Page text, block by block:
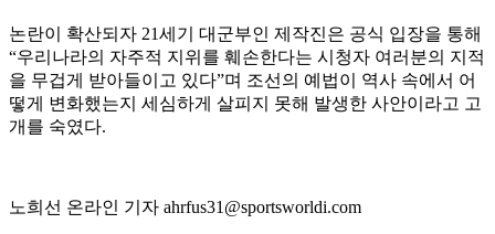
논란이 확산되자 21세기 대군부인 제작진은 공식 입장을 통해
“우리나라의 자주적 지위를 훼손한다는 시청자 여러분의 지적
을 무겁게 받아들이고 있다”며 조선의 예법이 역사 속에서 어
떻게 변화했는지 세심하게 살피지 못해 발생한 사안이라고 고
개를 숙였다.
노희선 온라인 기자 ahrfus31@sportsworldi.com